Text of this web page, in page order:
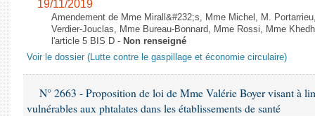
19/11/2019
Amendement de Mme Mirall&#232;s, Mme Michel, M.
Verdier-Jouclas, Mme Bureau-Bonnard, Mme Rossi, Mme
l'article 5 BIS D - Non renseigné
Voir le dossier (Lutte contre le gaspillage et économie circulaire)
N° 2663 - Proposition de loi de Mme Valérie Boyer visant à
vulnérables aux phtalates dans les établissements de santé